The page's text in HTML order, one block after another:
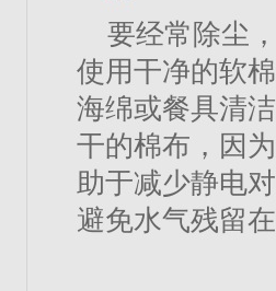
要经常除尘
使用干净的软
海绵或餐具清
干的棉布，因
助于减少静电
避免水气残留